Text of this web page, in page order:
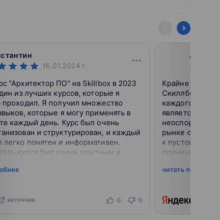
16.01.2024 г.
"Архитектор ПО" на Skillbox в 2023
из лучших курсов, которые я
проходил. Я получил множество
которые я могу применять в
каждый день. Курс был очень
и структурирован, и каждый
легко понятен и информативен.
курса был очень опытным и
и всегда был готов помочь
источник 0 0
John
Крайне не
Скиллбокс, и
каждого
является не
неоспоримый
рынке
к пустой
причинам вы
спешу вас...
читать